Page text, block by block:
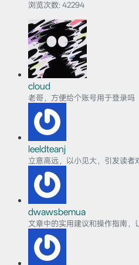
浏览次数: 42294
cloud
老哥，方便给个账号用于登录吗
leeldteanj
立意高远，以小见大，引发读者
dwawsbemua
文章中的实用建议和操作指南，